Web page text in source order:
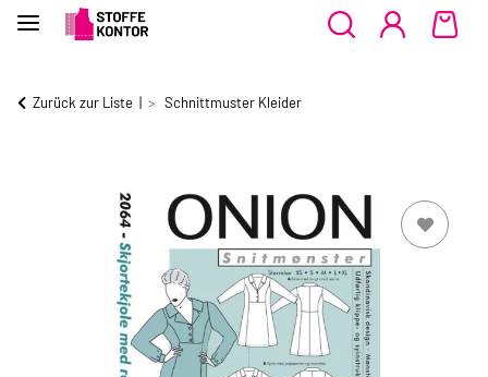
Zurück zur Liste Schnittmuster Kleider